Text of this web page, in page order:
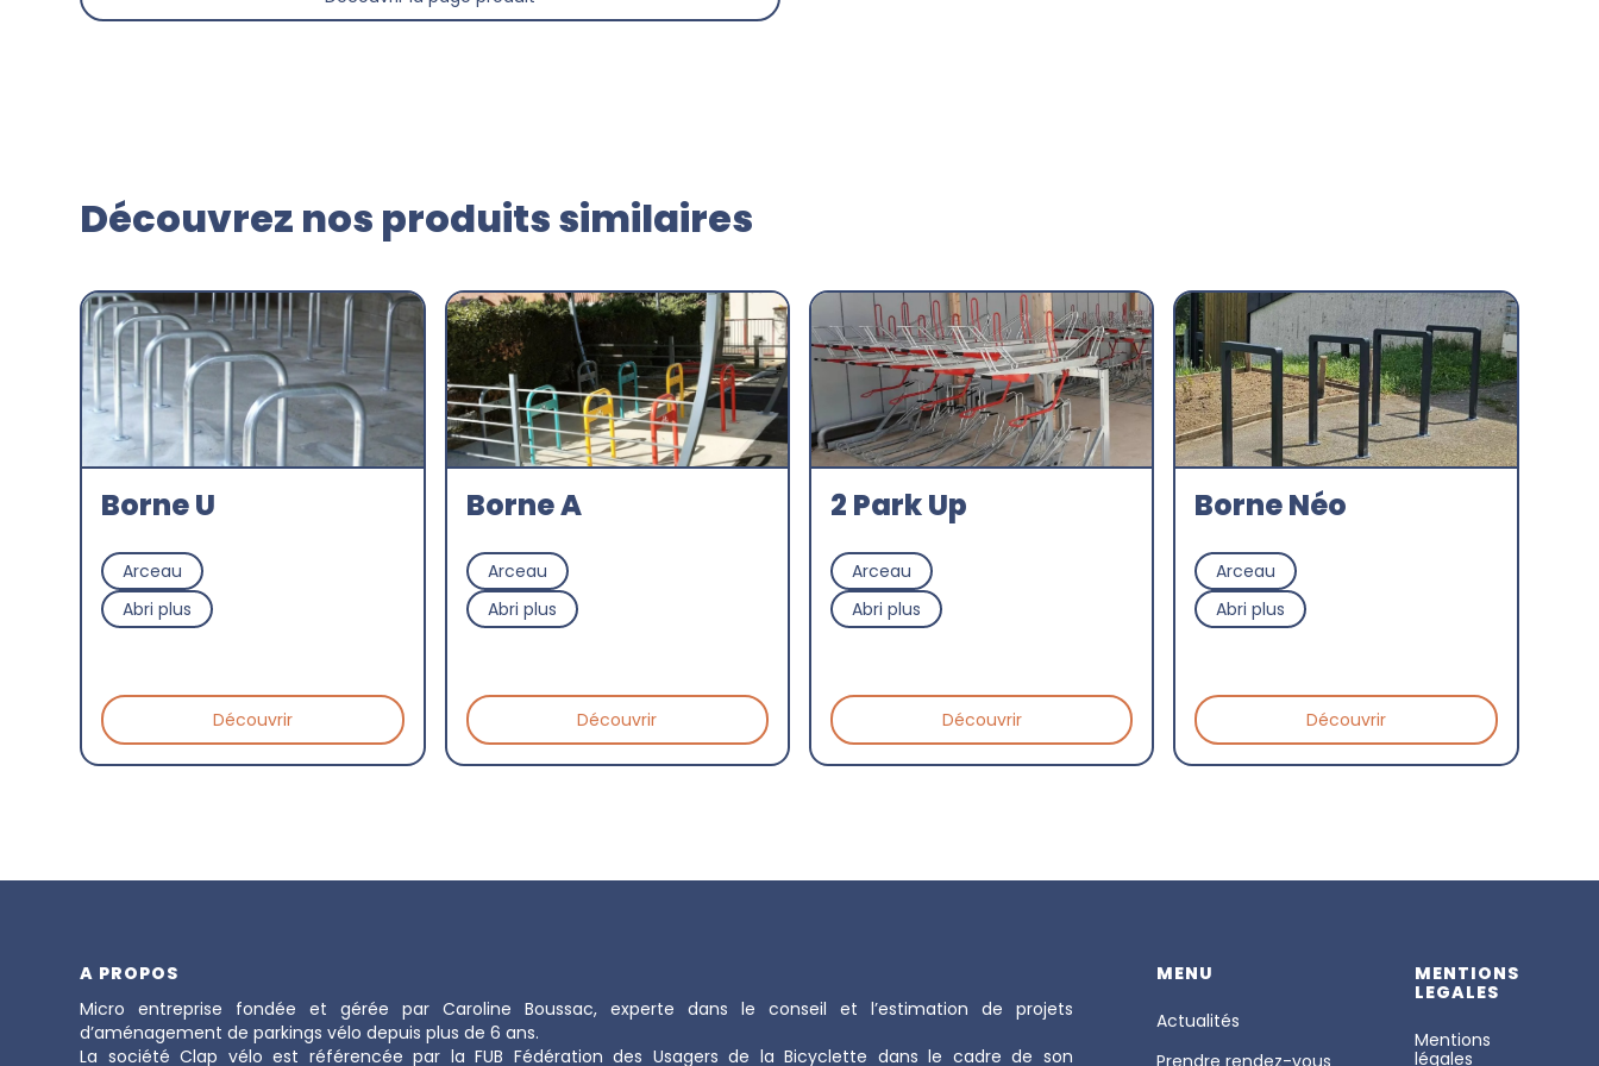
Découvrez nos produits similaires
Borne U
Arceau
Abri plus
Découvrir
Borne A
Arceau
Abri plus
Découvrir
2 Park Up
Arceau
Abri plus
Découvrir
Borne Néo
Arceau
Abri plus
Découvrir
A PROPOS
Micro entreprise fondée et gérée par Caroline Boussac, experte dans le conseil et l’estimation de projets
d’aménagement de parkings vélo depuis plus de 6 ans.
La société Clap vélo est référencée par la FUB Fédération des Usagers de la Bicyclette dans le cadre de son
MENU
Actualités
MENTIONS
LEGALES
Mentions
légales